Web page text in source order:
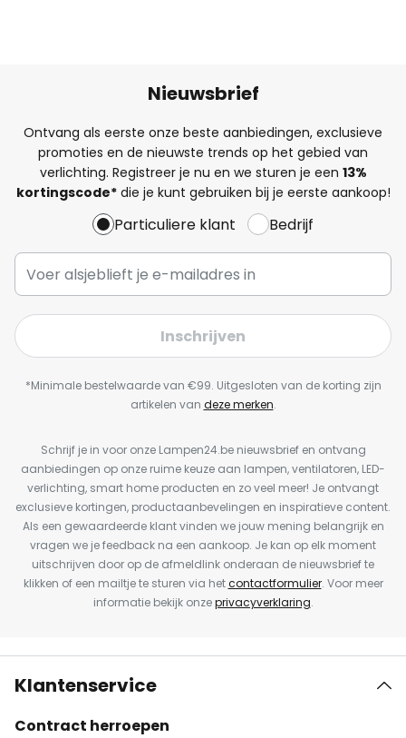
Nieuwsbrief
Ontvang als eerste onze beste aanbiedingen, exclusieve
promoties en de nieuwste trends op het gebied van
verlichting. Registreer je nu en we sturen je een 13%
kortingscode*die je kunt gebruiken bij je eerste aankoop!
Particuliere klant Bedrijf
Inschrijven
*Minimale bestelwaarde van €99. Uitgesloten van de korting zijn
artikelen van deze merken.
Schrijf je in voor onze Lampen24.be nieuwsbrief en ontvang
aanbiedingen op onze ruime keuze aan lampen, ventilatoren, LED-
verlichting, smart home producten en zo veel meer! Je ontvangt
exclusieve kortingen, productaanbevelingen en inspiratieve content.
Als een gewaardeerde klant vinden we jouw mening belangrijk en
vragen we je feedback na een aankoop. Je kan op elk moment
uitschrijven door op de afmeldlink onderaan de nieuwsbrief te
klikken of een mailtje te sturen via hetcontactformulier. Voor meer
informatie bekijk onzeprivacyverklaring.
Klantenservice
Contract herroepen